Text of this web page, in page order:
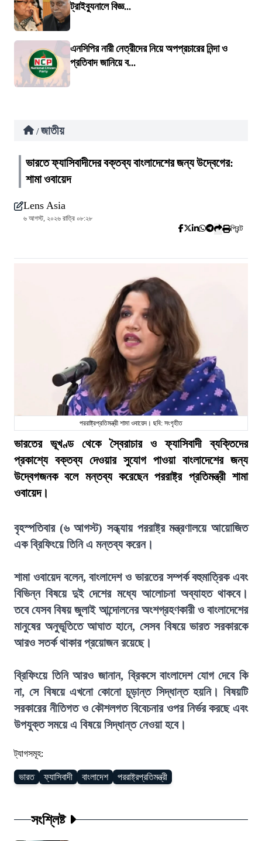
ট্রাইব্যুনালে বিজ্ঞ...
এনসিপির নারী নেত্রীদের নিয়ে অপপ্রচারের নিন্দা ও
প্রতিবাদ জানিয়ে ব...
/ জাতীয়
ভারতে ফ্যাসিবাদীদের বক্তব্য বাংলাদেশের জন্য উদ্বেগের:
শামা ওবায়েদ
Lens Asia
৬ আগস্ট, ২০২৬ রাত্রি ০৮:২৮
প্রিন্ট
পররাষ্ট্রপ্রতিমন্ত্রী শামা ওবায়েদ। ছবি: সংগৃহীত
ভারতের ভূখণ্ড থেকে স্বৈরাচার ও ফ্যাসিবাদী ব্যক্তিদের
প্রকাশ্যে বক্তব্য দেওয়ার সুযোগ পাওয়া বাংলাদেশের জন্য
উদ্বেগজনক বলে মন্তব্য করেছেন পররাষ্ট্র প্রতিমন্ত্রী শামা
ওবায়েদ।
বৃহস্পতিবার (৬ আগস্ট) সন্ধ্যায় পররাষ্ট্র মন্ত্রণালয়ে আয়োজিত
এক ব্রিফিংয়ে তিনি এ মন্তব্য করেন।
শামা ওবায়েদ বলেন, বাংলাদেশ ও ভারতের সম্পর্ক বহুমাত্রিক এবং
বিভিন্ন বিষয়ে দুই দেশের মধ্যে আলোচনা অব্যাহত থাকবে।
তবে যেসব বিষয় জুলাই আন্দোলনের অংশগ্রহণকারী ও বাংলাদেশের
মানুষের অনুভূতিতে আঘাত হানে, সেসব বিষয়ে ভারত সরকারকে
আরও সতর্ক থাকার প্রয়োজন রয়েছে।
ব্রিফিংয়ে তিনি আরও জানান, ব্রিকসে বাংলাদেশ যোগ দেবে কি
না, সে বিষয়ে এখনো কোনো চূড়ান্ত সিদ্ধান্ত হয়নি। বিষয়টি
সরকারের নীতিগত ও কৌশলগত বিবেচনার ওপর নির্ভর করছে এবং
উপযুক্ত সময়ে এ বিষয়ে সিদ্ধান্ত নেওয়া হবে।
ট্যাগসমূহ:
ভারত ফ্যাসিবাদী বাংলাদেশ পররাষ্ট্রপ্রতিমন্ত্রী
সংশ্লিষ্ট